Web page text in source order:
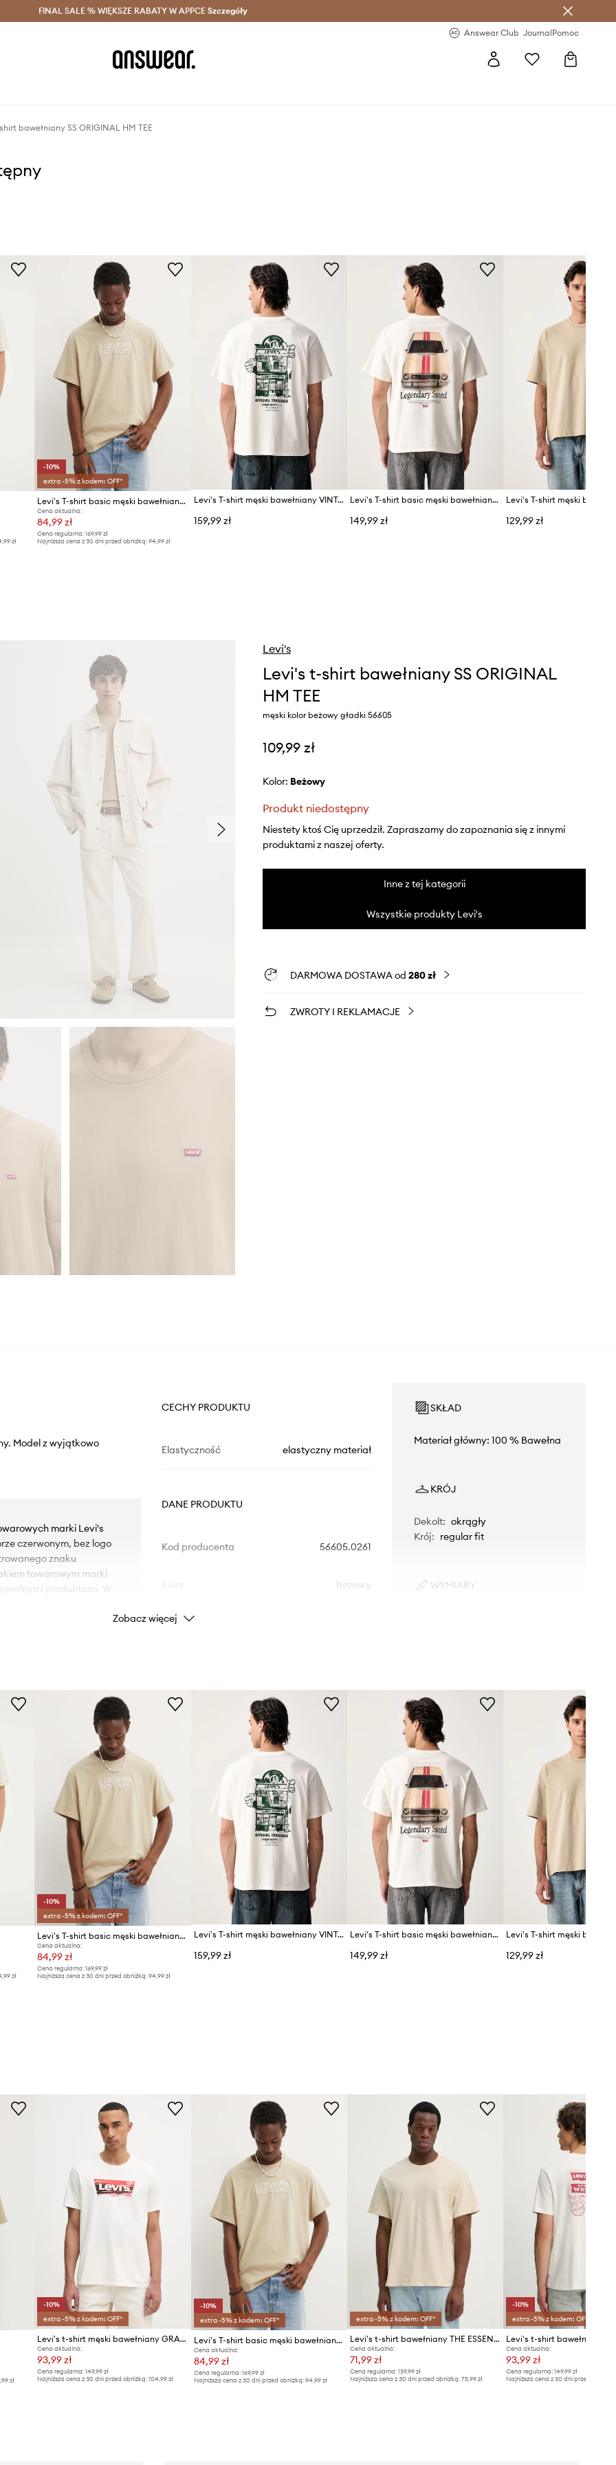
Oszczędzaj z Answear Club > Dostawa nawet w 24h >
FINAL SALE % WIĘKSZE RABATY W APPCE Szczegóły
Answear Club JournalPomoc
bawełniany SS ORIGINAL HM TEE
zł
-10%
extra -5% z kodem: OFF*
Levi's T-shirt basic męski bawełniany RELAXED FIT TEE
Cena aktualna:
84,99 zł
Cena regularna: 169,99 zł
Najniższa cena z 30 dni przed obniżką: 94,99 zł
Levi's T-shirt męski bawełniany VINTAGE FIT GRAPHIC
159,99 zł
Levi's T-shirt basic męski bawełniany RELAXED FIT TEE
149,99 zł 129,99 zł
Levi's
Levi's t-shirt bawełniany SS ORIGINAL
HM TEE
męski kolor beżowy gładki 56605
109,99 zł
Kolor: beżowy
Produkt niedostępny
Niestety ktoś Cię uprzedził. Zapraszamy do zapoznania się z innymi
produktami z naszej oferty.
Inne z tej kategorii
Wszystkie produkty Levi's
DARMOWA DOSTAWA od 280 zł
ZWROTY I REKLAMACJE
Model z wyjątkowo
marki Levi's
czerwonym, bez logo
znaku
towarowym marki
produktami. W
CECHY PRODUKTU
Elastyczność elastyczny materiał
DANE PRODUKTU
Kod producenta 56605.0261
beżowy
Marka
SKŁAD
Materiał główny: 100 % Bawełna
KRÓJ
Dekolt: okrągły
Krój: regular fit
WYMIARY
Tabela rozmiarów
Zobacz więcej
zł
-10%
extra -5% z kodem: OFF*
Levi's T-shirt basic męski bawełniany RELAXED FIT TEE
Cena aktualna:
84,99 zł
Cena regularna: 169,99 zł
Najniższa cena z 30 dni przed obniżką: 94,99 zł
Levi's T-shirt męski bawełniany VINTAGE FIT GRAPHIC
159,99 zł
Levi's T-shirt basic męski bawełniany RELAXED FIT TEE
149,99 zł 129,99 zł
zł
-10%
extra -5% z kodem: OFF*
Levi's t-shirt męski bawełniany GRAPHIC CREWNECK
Cena aktualna:
93,99 zł
Cena regularna: 149,99 zł
Najniższa cena z 30 dni przed obniżką: 104,99 zł
-10%
extra -5% z kodem: OFF*
Levi's T-shirt basic męski bawełniany RELAXED FIT TEE
Cena aktualna:
84,99 zł
Cena regularna: 169,99 zł
Najniższa cena z 30 dni przed obniżką: 94,99 zł
extra -5% z kodem: OFF*
Levi's t-shirt bawełniany THE ESSENTIAL TEE
Cena aktualna:
71,99 zł
Cena regularna:139,99 zł
Najniższa cena z 30 dni przed obniżką:75,99 zł
-10%
extra -5% z kodem: OFF*
Levi's t-shirt bawełniany
Cena aktualna:
93,99 zł
Cena regularna: 149,99 zł
Najniższa cena z 30 dni przed obniżką: